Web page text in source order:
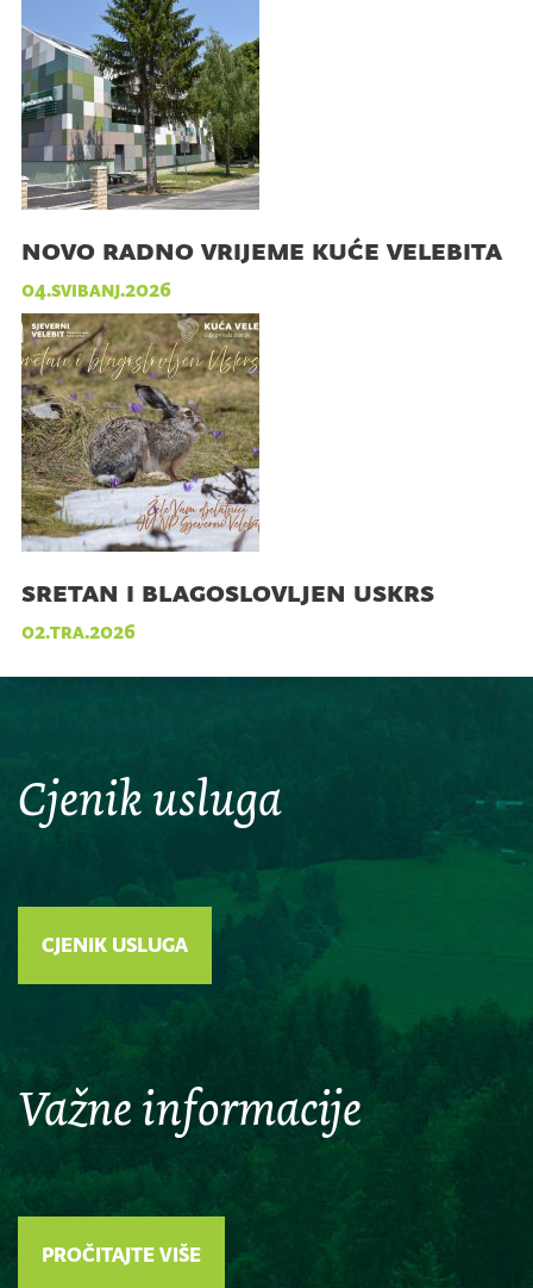
novo radno vrijeme kuće velebita
04.svibanj.2026
sretan i blagoslovljen uskrs
02.tra.2026
Cjenik usluga
CJENIK USLUGA
Važne informacije
PROČITAJTE VIŠE